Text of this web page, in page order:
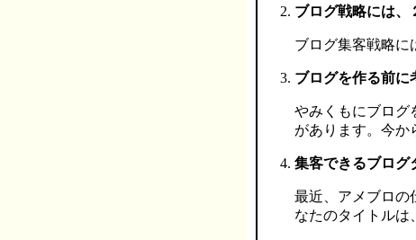
ブログ戦略には、
ブログ集客戦略に
ブログを作る前に
やみくもにブログ
があります。今か
集客できるブログ
最近、アメブロの
なたのタイトルは